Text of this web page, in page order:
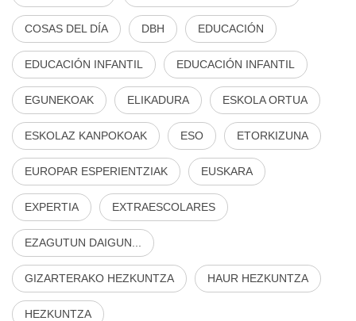
COSAS DEL DÍA DBH EDUCACIÓN
EDUCACIÓN INFANTIL EDUCACIÓN INFANTIL
EGUNEKOAK ELIKADURA ESKOLA ORTUA
ESKOLAZ KANPOKOAK ESO ETORKIZUNA
EUROPAR ESPERIENTZIAK EUSKARA
EXPERTIA EXTRAESCOLARES
EZAGUTUN DAIGUN...
GIZARTERAKO HEZKUNTZA HAUR HEZKUNTZA
HEZKUNTZA